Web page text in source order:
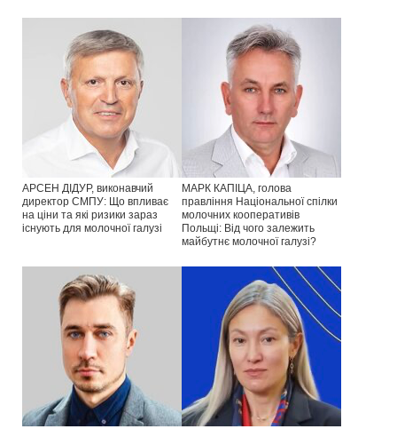
АРСЕН ДІДУР, виконавчий
директор СМПУ: Що впливає
на ціни та які ризики зараз
існують для молочної галузі
МАРК КАПІЦА, голова
правління Національної спілки
молочних кооперативів
Польщі: Від чого залежить
майбутнє молочної галузі?